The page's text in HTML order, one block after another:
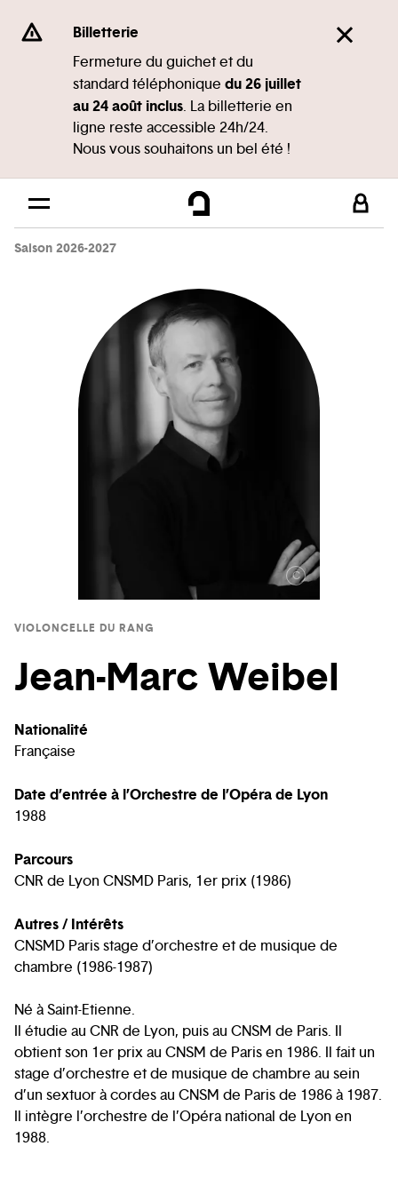
Se rendre au
Contenu principal
Pied de page
Billetterie
Fermeture du guichet et du
standard téléphonique du 26 juillet
au 24 août inclus. La billetterie en
ligne reste accessible 24h/24.
Nous vous souhaitons un bel été !
Saison 2026-2027
VIOLONCELLE DU RANG
Jean-Marc Weibel
Nationalité
Française
Date d’entrée à l’Orchestre de l’Opéra de Lyon
1988
Parcours
CNR de Lyon CNSMD Paris, 1er prix (1986)
Autres / Intérêts
CNSMD Paris stage d’orchestre et de musique de
chambre (1986-1987)
Né à Saint-Etienne.
Il étudie au CNR de Lyon, puis au CNSM de Paris. Il
obtient son 1er prix au CNSM de Paris en 1986. Il fait un
stage d’orchestre et de musique de chambre au sein
d’un sextuor à cordes au CNSM de Paris de 1986 à 1987.
Il intègre l’orchestre de l’Opéra national de Lyon en
1988.
C